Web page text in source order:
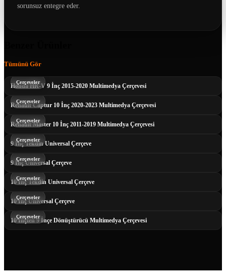
sorunsuz entegre eder.
Tümünü Gör
Honda HR-V 9 İnç 2015-2020 Multimedya Çerçevesi
Çerçeveler
Renault Captur 10 İnç 2020-2023 Multimedya Çerçevesi
Çerçeveler
Renault Master 10 İnç 2011-2019 Multimedya Çerçevesi
Çerçeveler
9 İnç Tekdin Universal Çerçeve
Çerçeveler
9 İnç Universal Çerçeve
Çerçeveler
10 İnç Tekdin Universal Çerçeve
Çerçeveler
10 İnç Universal Çerçeve
Çerçeveler
10 İnçten 9 İnçe Dönüştürücü Multimedya Çerçevesi
Çerçeveler